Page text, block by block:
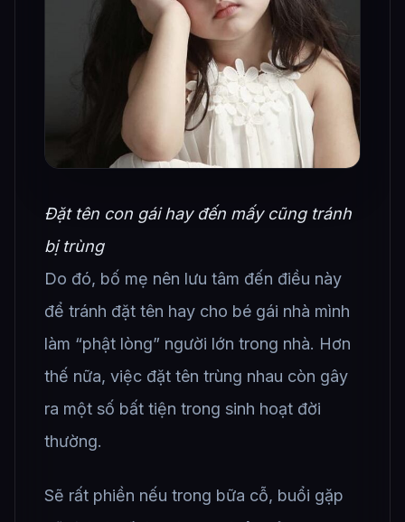
Đặt tên con gái hay đến mấy cũng tránh
bị trùng
Do đó, bố mẹ nên lưu tâm đến điều này
để tránh đặt tên hay cho bé gái nhà mình
làm “phật lòng” người lớn trong nhà. Hơn
thế nữa, việc đặt tên trùng nhau còn gây
ra một số bất tiện trong sinh hoạt đời
thường.
Sẽ rất phiền nếu trong bữa cỗ, buổi gặp